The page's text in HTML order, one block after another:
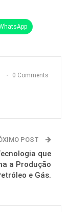
0 Comments
POST
que
a Produção
e Gás.